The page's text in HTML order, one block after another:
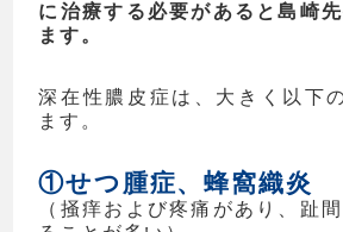
に治療する必要があると島崎
ます。
深在性膿皮症は、大きく以下
ます。
①せつ腫症、蜂窩織炎
（掻痒および疼痛があり、趾